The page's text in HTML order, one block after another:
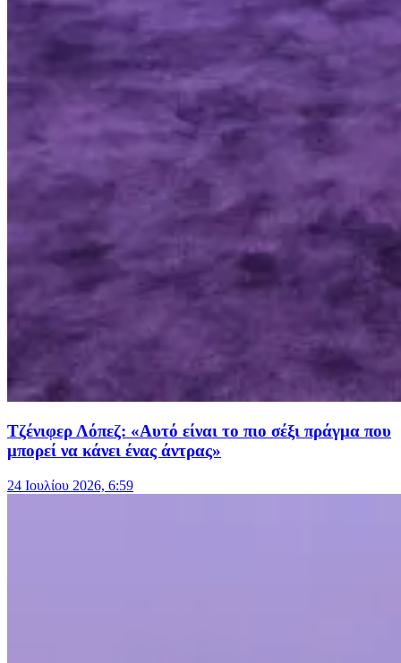
Τζένιφερ Λόπεζ: «Αυτό είναι το πιο σέξι πράγμα που
μπορεί να κάνει ένας άντρας»
24 Ιουλίου 2026, 6:59